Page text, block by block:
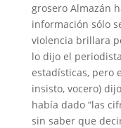
grosero Almazán
información sólo
violencia brillara
lo dijo el
estadísticas, pero
insisto, vocero)
había dado “las
sin saber que